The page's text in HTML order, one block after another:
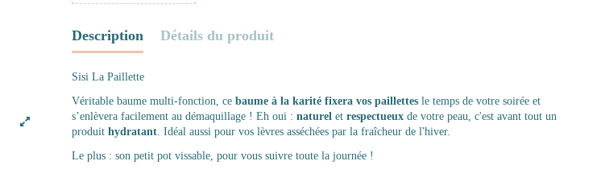
Description Détails du produit
Sisi La Paillette
Véritable baume multi-fonction, ce baume à la karité fixera vos paillettes le temps de votre soirée et
s’enlèvera facilement au démaquillage ! Eh oui : naturel et respectueux de votre peau, c'est avant tout un
produit hydratant. Idéal aussi pour vos lèvres asséchées par la fraîcheur de l'hiver.
Le plus : son petit pot vissable, pour vous suivre toute la journée !